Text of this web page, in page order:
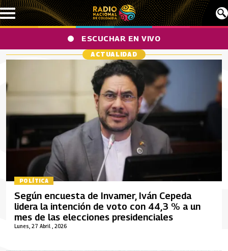
Pasar al contenido principal
ESCUCHAR EN VIVO
ACTUALIDAD
POLÍTICA
Lunes, 27 Abril , 2026
Según encuesta de Invamer, Iván Cepeda
lidera la intención de voto con 44,3 % a un
mes de las elecciones presidenciales